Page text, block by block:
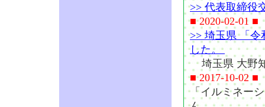
>> 代表取締役
■ 2020-02-01 ■
>> 埼玉県 「令
した。
埼玉県 大野知
■ 2017-10-02 ■
「イルミネー